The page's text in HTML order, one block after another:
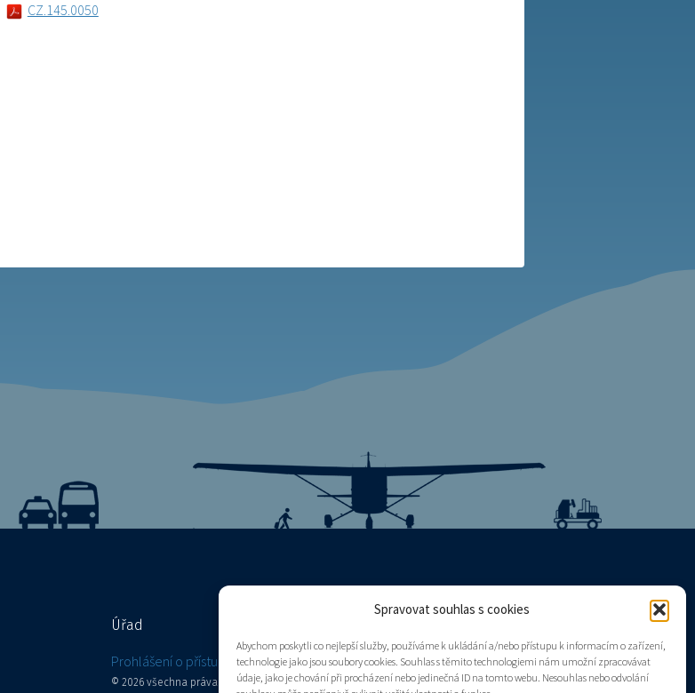
Spravovat souhlas s cookies
Abychom poskytli co nejlepší služby, používáme k ukládání a/nebo přístupu k informacím o zařízení,
technologie jako jsou soubory cookies. Souhlas s těmito technologiemi nám umožní zpracovávat
údaje, jako je chování při procházení nebo jedinečná ID na tomto webu. Nesouhlas nebo odvolání
CZ.145.0050
Úřad
Prohlášení o přístupnosti Zásady cookies (EU)
© 2026 všechna práva vyhrazena